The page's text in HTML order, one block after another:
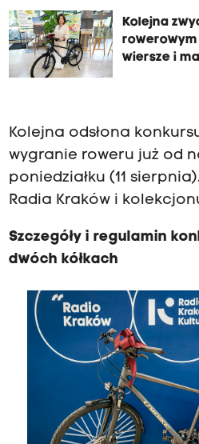
Kolejna
rowerowym
wiersze i
Kolejna odsłona
wygranie roweru już od
poniedziałku (11
Radia Kraków i
Szczegóły i regulamin
dwóch kółkach